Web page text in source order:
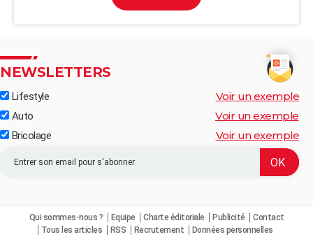
NEWSLETTERS
Lifestyle Voir un exemple
Auto Voir un exemple
Bricolage Voir un exemple
Qui sommes-nous ? Equipe Charte éditoriale Publicité
Contact
Tous les articles
RSS Recrutement Données personnelles